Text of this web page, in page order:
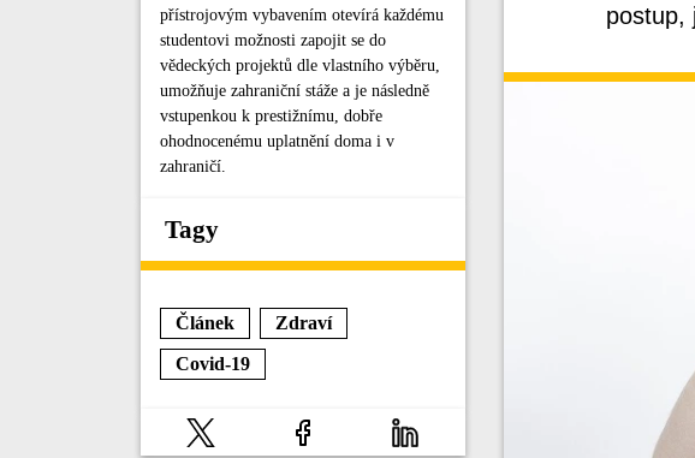
přístrojovým vybavením otevírá každému
studentovi možnosti zapojit se do
vědeckých projektů dle vlastního výběru,
umožňuje zahraniční stáže a je následně
vstupenkou k prestižnímu, dobře
ohodnocenému uplatnění doma i v
zahraničí.
Tagy
Článek
Zdraví
Covid-19
postup,